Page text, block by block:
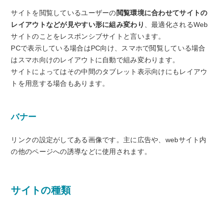
サイトを閲覧しているユーザーの 閲覧環境に合わせてサイトの
レイアウトなどが見やすい形に組み変わり 、最適化されるWeb
サイトのことをレスポンシブサイトと言います。
PCで表示している場合はPC向け、スマホで閲覧している場合
はスマホ向けのレイアウトに自動で組み変わります。
サイトによってはその中間のタブレット表示向けにもレイアウ
トを用意する場合もあります。
バナー
リンクの設定がしてある画像です。主に広告や、webサイト内
の他のページへの誘導などに使用されます。
サイトの種類